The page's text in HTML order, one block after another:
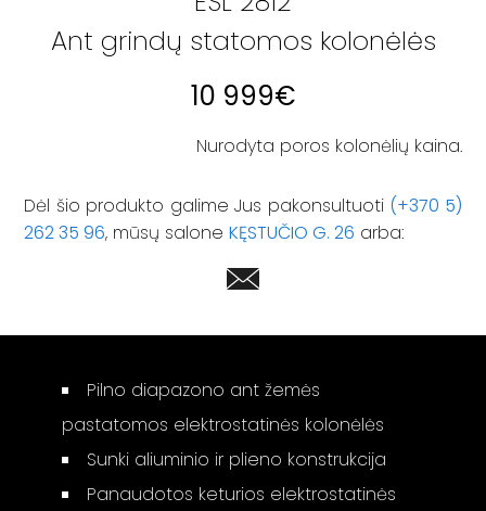
Ant grindų statomos kolonėlės
10 999€
Nurodyta poros kolonėlių kaina.
Dėl šio produkto galime Jus pakonsultuoti (+370 5)
262 35 96, mūsų salone KĘSTUČIO G. 26 arba:
Pilno diapazono ant žemės
pastatomos elektrostatinės kolonėlės
Sunki aliuminio ir plieno konstrukcija
Panaudotos keturios elektrostatinės